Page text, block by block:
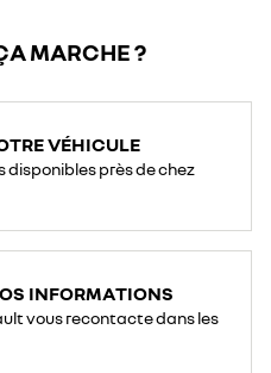
MARCHE ?
VÉHICULE
disponibles près de chez
INFORMATIONS
vous recontacte dans les